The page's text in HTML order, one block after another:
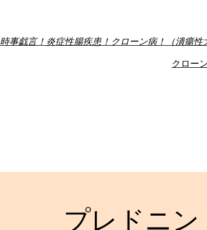
を
ス
時事戯言！炎症性腸疾患！クローン病！（潰瘍性
クロー
プレドニ